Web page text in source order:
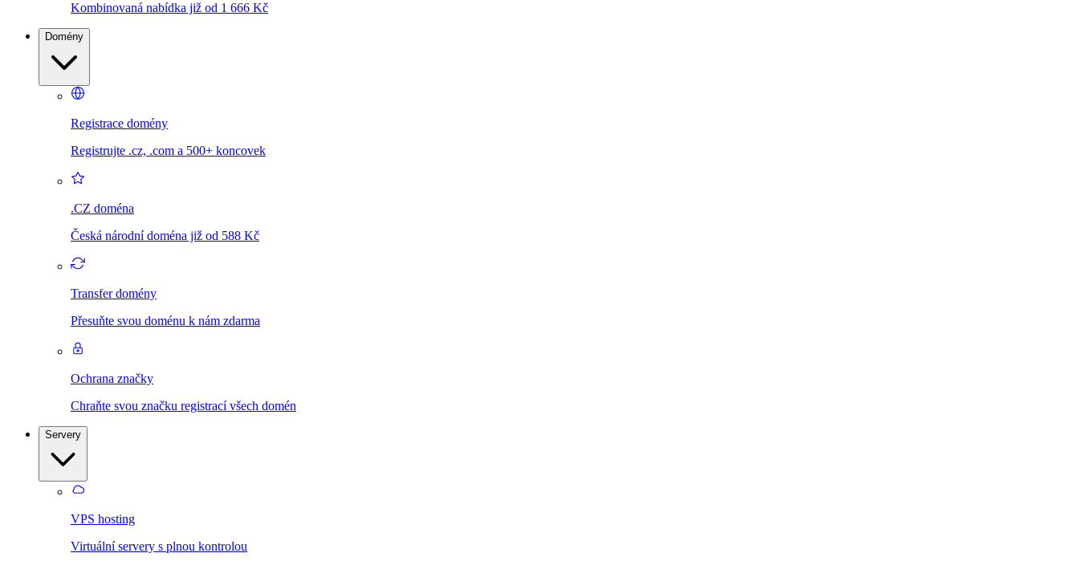
Kombinovaná nabídka již od 1 666 Kč
Domény
Registrace domény
Registrujte .cz, .com a 500+ koncovek
.CZ doména
Česká národní doména již od 588 Kč
Transfer domény
Přesuňte svou doménu k nám zdarma
Ochrana značky
Chraňte svou značku registrací všech domén
Servery
VPS hosting
Virtuální servery s plnou kontrolou